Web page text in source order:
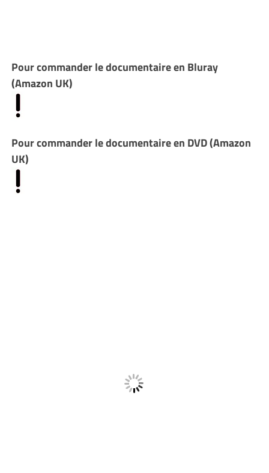
Pour commander le documentaire en Bluray
(Amazon UK)
Pour commander le documentaire en DVD (Amazon
UK)